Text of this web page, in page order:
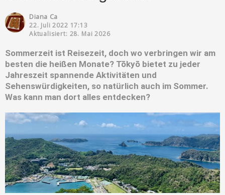
Diana Ca
22. Juli 2022 17:13
Aktualisiert: 28. Mai 2026
Sommerzeit ist Reisezeit, doch wo verbringen wir am
besten die heißen Monate? Tōkyō bietet zu jeder
Jahreszeit spannende Aktivitäten und
Sehenswürdigkeiten, so natürlich auch im Sommer.
Was kann man dort alles entdecken?